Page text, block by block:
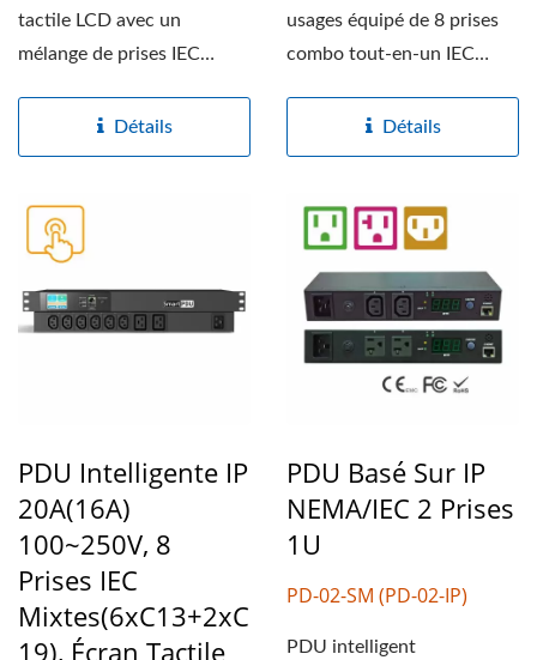
tactile LCD avec un
mélange de prises IEC
solution...
Détails
usages équipé de 8 prises
combo tout-en-un IEC
Détails
PDU Intelligente IP
20A(16A)
100~250V, 8
Prises IEC
Mixtes(6xC13+2xC
19), Écran Tactile
PDU Basé Sur IP
NEMA/IEC 2 Prises
1U
PD-02-SM (PD-02-IP)
PDU intelligent